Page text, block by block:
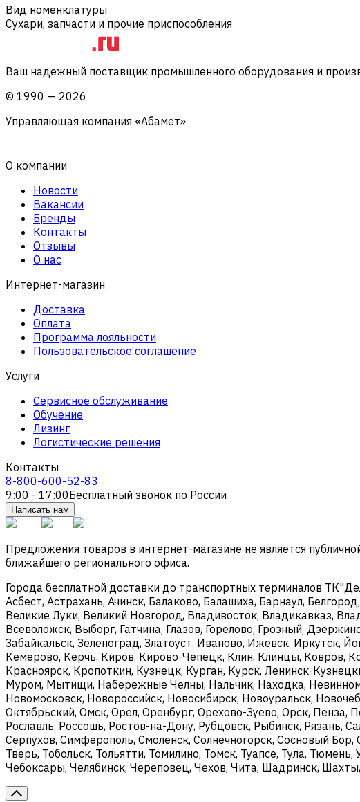
Вид номенклатуры
Сухари, запчасти и прочие приспособления
Ваш надежный поставщик промышленного оборудования и
© 1990 — 2026
Управляющая компания «Абамет»
О компании
Новости
Вакансии
Бренды
Контакты
Отзывы
О нас
Интернет-магазин
Доставка
Оплата
Программа лояльности
Пользовательское соглашение
Услуги
Сервисное обслуживание
Обучение
Лизинг
Логистические решения
Контакты
8-800-600-52-83
9:00 - 17:00Бесплатный звонок по России
Написать нам
Предложения товаров в интернет-магазине не является
ближайшего регионального офиса.
Города бесплатной доставки до транспортных терминалов
Асбест, Астрахань, Ачинск, Балаково, Балашиха, Барнаул,
Великие Луки, Великий Новгород, Владивосток, Владикавказ,
Всеволожск, Выборг, Гатчина, Глазов, Горелово, Грозный,
Забайкальск, Зеленоград, Златоуст, Иваново, Ижевск, Иркутск,
Кемерово, Керчь, Киров, Кирово-Чепецк, Клин, Клинцы, Ковров,
Красноярск, Кропоткин, Кузнецк, Курган, Курск, Ленинск-
Муром, Мытищи, Набережные Челны, Нальчик, Находка,
Новомосковск, Новороссийск, Новосибирск, Новоуральск,
Октябрьский, Омск, Орел, Оренбург, Орехово-Зуево, Орск,
Рославль, Россошь, Ростов-на-Дону, Рубцовск, Рыбинск, Рязань,
Серпухов, Симферополь, Смоленск, Солнечногорск, Сосновый
Тверь, Тобольск, Тольятти, Томилино, Томск, Туапсе, Тула,
Чебоксары, Челябинск, Череповец, Чехов, Чита, Шадринск,